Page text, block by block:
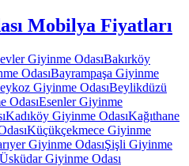
Mobilya Fiyatları
Giyinme OdasıBakırköy
OdasıBayrampaşa Giyinme
Giyinme OdasıBeylikdüzü
OdasıEsenler Giyinme
Kadıköy Giyinme OdasıKağıthane
Küçükçekmece Giyinme
Giyinme OdasıŞişli Giyinme
Üsküdar Giyinme Odası